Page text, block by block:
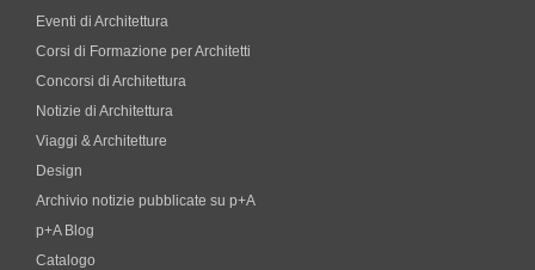
Eventi di Architettura
Corsi di Formazione per Architetti
Concorsi di Architettura
Notizie di Architettura
Viaggi & Architetture
Design
Archivio notizie pubblicate su p+A
p+A Blog
Catalogo